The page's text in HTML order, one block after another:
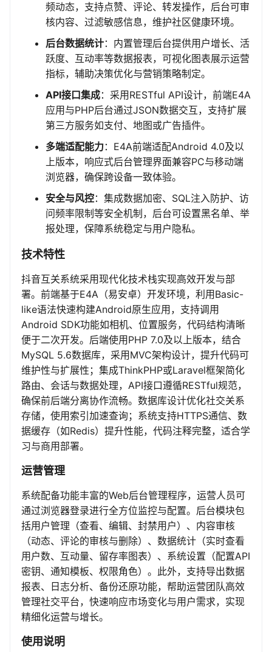
频动态，支持点赞、评论、转发操作，后台可审
核内容、过滤敏感信息，维护社区健康环境。
后台数据统计：内置管理后台提供用户增长、活
跃度、互动率等数据报表，可视化图表展示运营
指标，辅助决策优化与营销策略制定。
API接口集成：采用RESTful API设计，前端E4A
应用与PHP后台通过JSON数据交互，支持扩展
第三方服务如支付、地图或广告插件。
多端适配能力：E4A前端适配Android 4.0及以
上版本，响应式后台管理界面兼容PC与移动端
浏览器，确保跨设备一致体验。
安全与风控：集成数据加密、SQL注入防护、访
问频率限制等安全机制，后台可设置黑名单、举
报处理，保障系统稳定与用户隐私。
技术特性
抖音互关系统采用现代化技术栈实现高效开发与部
署。前端基于E4A（易安卓）开发环境，利用Basic-
like语法快速构建Android原生应用，支持调用
Android SDK功能如相机、位置服务，代码结构清晰
便于二次开发。后端使用PHP 7.0及以上版本，结合
MySQL 5.6数据库，采用MVC架构设计，提升代码可
维护性与扩展性；集成ThinkPHP或Laravel框架简化
路由、会话与数据处理，API接口遵循RESTful规范，
确保前后端分离协作流畅。数据库设计优化社交关系
存储，使用索引加速查询；系统支持HTTPS通信、数
据缓存（如Redis）提升性能，代码注释完整，适合学
习与商用部署。
运营管理
系统配备功能丰富的Web后台管理程序，运营人员可
通过浏览器登录进行全方位监控与配置。后台模块包
括用户管理（查看、编辑、封禁用户）、内容审核
（动态、评论的审核与删除）、数据统计（实时查看
用户数、互动量、留存率图表）、系统设置（配置API
密钥、通知模板、权限角色）。此外，支持导出数据
报表、日志分析、备份还原功能，帮助运营团队高效
管理社交平台，快速响应市场变化与用户需求，实现
精细化运营与增长。
使用说明